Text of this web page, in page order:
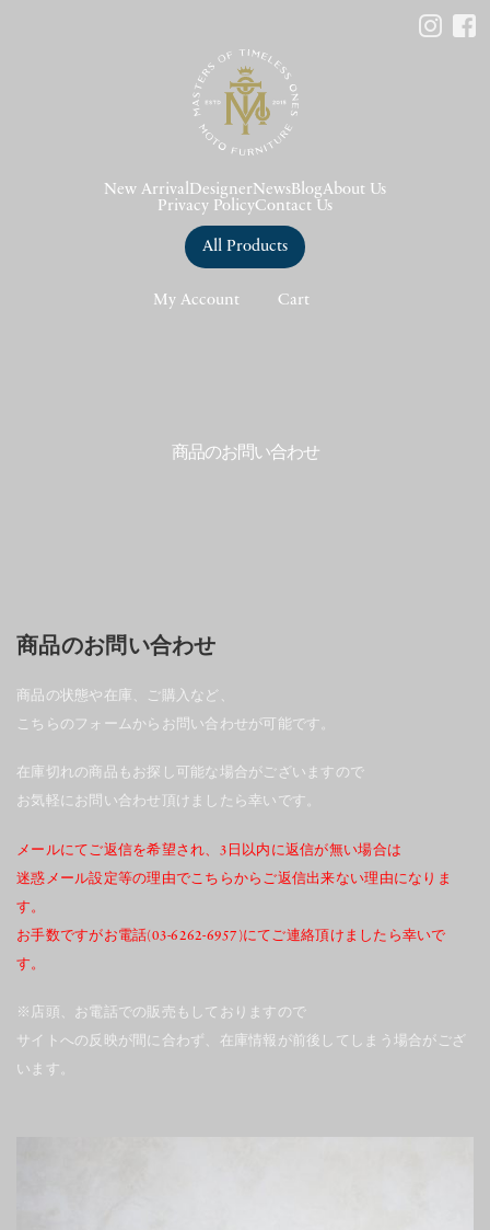
New Arrival DesignerNews BlogAbout Us
Privacy PolicyContact Us
All Products
My Account Cart
商品のお問い合わせ
商品のお問い合わせ
商品の状態や在庫、ご購入など、
こちらのフォームからお問い合わせが可能です。
在庫切れの商品もお探し可能な場合がございますので
お気軽にお問い合わせ頂けましたら幸いです。
メールにてご返信を希望され、3日以内に返信が無い場合は
迷惑メール設定等の理由でこちらからご返信出来ない理由になりま
す。
お手数ですがお電話(03-6262-6957)にてご連絡頂けましたら幸いで
す。
※店頭、お電話での販売もしておりますので
サイトへの反映が間に合わず、在庫情報が前後してしまう場合がござ
います。